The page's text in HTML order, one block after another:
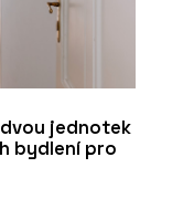
jednotek
bydlení pro